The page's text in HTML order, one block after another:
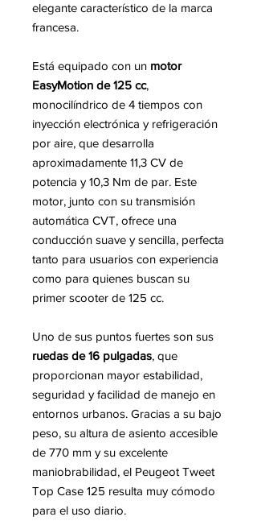
elegante característico de la marca
francesa.
Está equipado con un motor
EasyMotion de 125 cc,
monocilíndrico de 4 tiempos con
inyección electrónica y refrigeración
por aire, que desarrolla
aproximadamente 11,3 CV de
potencia y 10,3 Nm de par. Este
motor, junto con su transmisión
automática CVT, ofrece una
conducción suave y sencilla, perfecta
tanto para usuarios con experiencia
como para quienes buscan su
primer scooter de 125 cc.
Uno de sus puntos fuertes son sus
ruedas de 16 pulgadas, que
proporcionan mayor estabilidad,
seguridad y facilidad de manejo en
entornos urbanos. Gracias a su bajo
peso, su altura de asiento accesible
de 770 mm y su excelente
maniobrabilidad, el Peugeot Tweet
Top Case 125 resulta muy cómodo
para el uso diario.